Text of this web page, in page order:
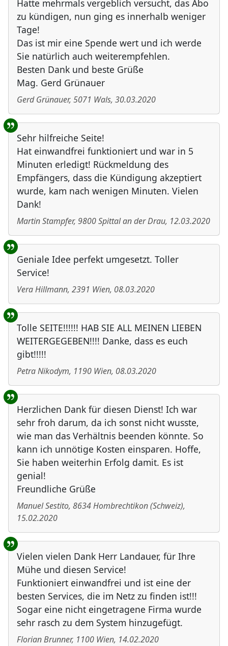
Hatte mehrmals vergeblich versucht, das Abo
zu kündigen, nun ging es innerhalb weniger
Tage!
Das ist mir eine Spende wert und ich werde
Sie natürlich auch weiterempfehlen.
Besten Dank und beste Grüße
Mag. Gerd Grünauer
Gerd Grünauer, 5071 Wals, 30.03.2020
Sehr hilfreiche Seite!
Hat einwandfrei funktioniert und war in 5
Minuten erledigt! Rückmeldung des
Empfängers, dass die Kündigung akzeptiert
wurde, kam nach wenigen Minuten. Vielen
Dank!
Martin Stampfer, 9800Spittal an der Drau, 12.03.2020
Geniale Idee perfekt umgesetzt. Toller
Service!
Vera Hillmann, 2391 Wien, 08.03.2020
Tolle SEITE!!!!!! HAB SIE ALL MEINEN LIEBEN
WEITERGEGEBEN!!!! Danke, dass es euch
gibt!!!!!
Petra Nikodym, 1190 Wien, 08.03.2020
Herzlichen Dank für diesen Dienst! Ich war
sehr froh darum, da ich sonst nicht wusste,
wie man das Verhältnis beenden könnte. So
kann ich unnötige Kosten einsparen. Hoffe,
Sie haben weiterhin Erfolg damit. Es ist
genial!
Freundliche Grüße
Manuel Sestito, 8634Hombrechtikon(Schweiz),
15.02.2020
Vielen vielen Dank Herr Landauer, für Ihre
Mühe und diesen Service!
Funktioniert einwandfrei und ist eine der
besten Services, die im Netz zu finden ist!!!
Sogar eine nicht eingetragene Firma wurde
sehr rasch zu dem System hinzugefügt.
Florian Brunner, 1100 Wien, 14.02.2020